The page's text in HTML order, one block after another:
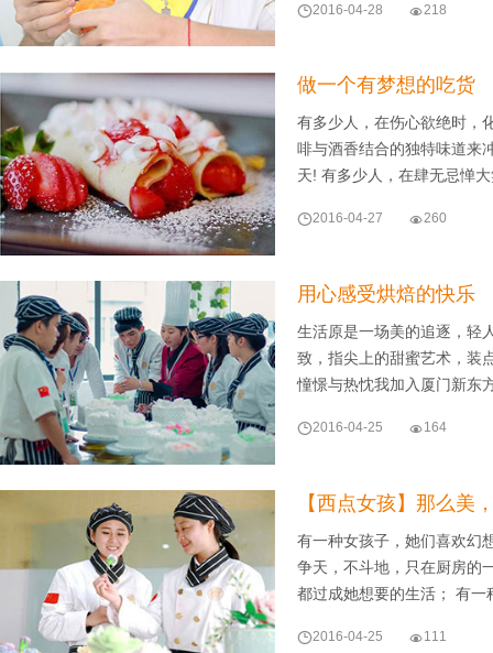
2016-04-28 218
做一个有梦想的吃货
有多少人，在伤心欲绝时，
啡与酒香结合的独特味道来
天! 有多少人，在肆无忌惮
2016-04-27 260
用心感受烘焙的快乐
生活原是一场美的追逐，轻
致，指尖上的甜蜜艺术，装
憧憬与热忱我加入厦门新
2016-04-25 164
【西点女孩】那么美
有一种女孩子，她们喜欢幻
争天，不斗地，只在厨房的
都过成她想要的生活； 有
2016-04-25 111